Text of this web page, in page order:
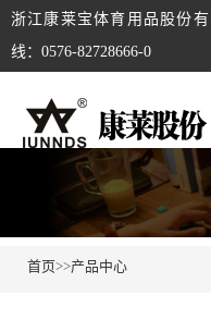
浙江康莱宝体育用品股份
线：0576-82728666-0
首页>>产品中心